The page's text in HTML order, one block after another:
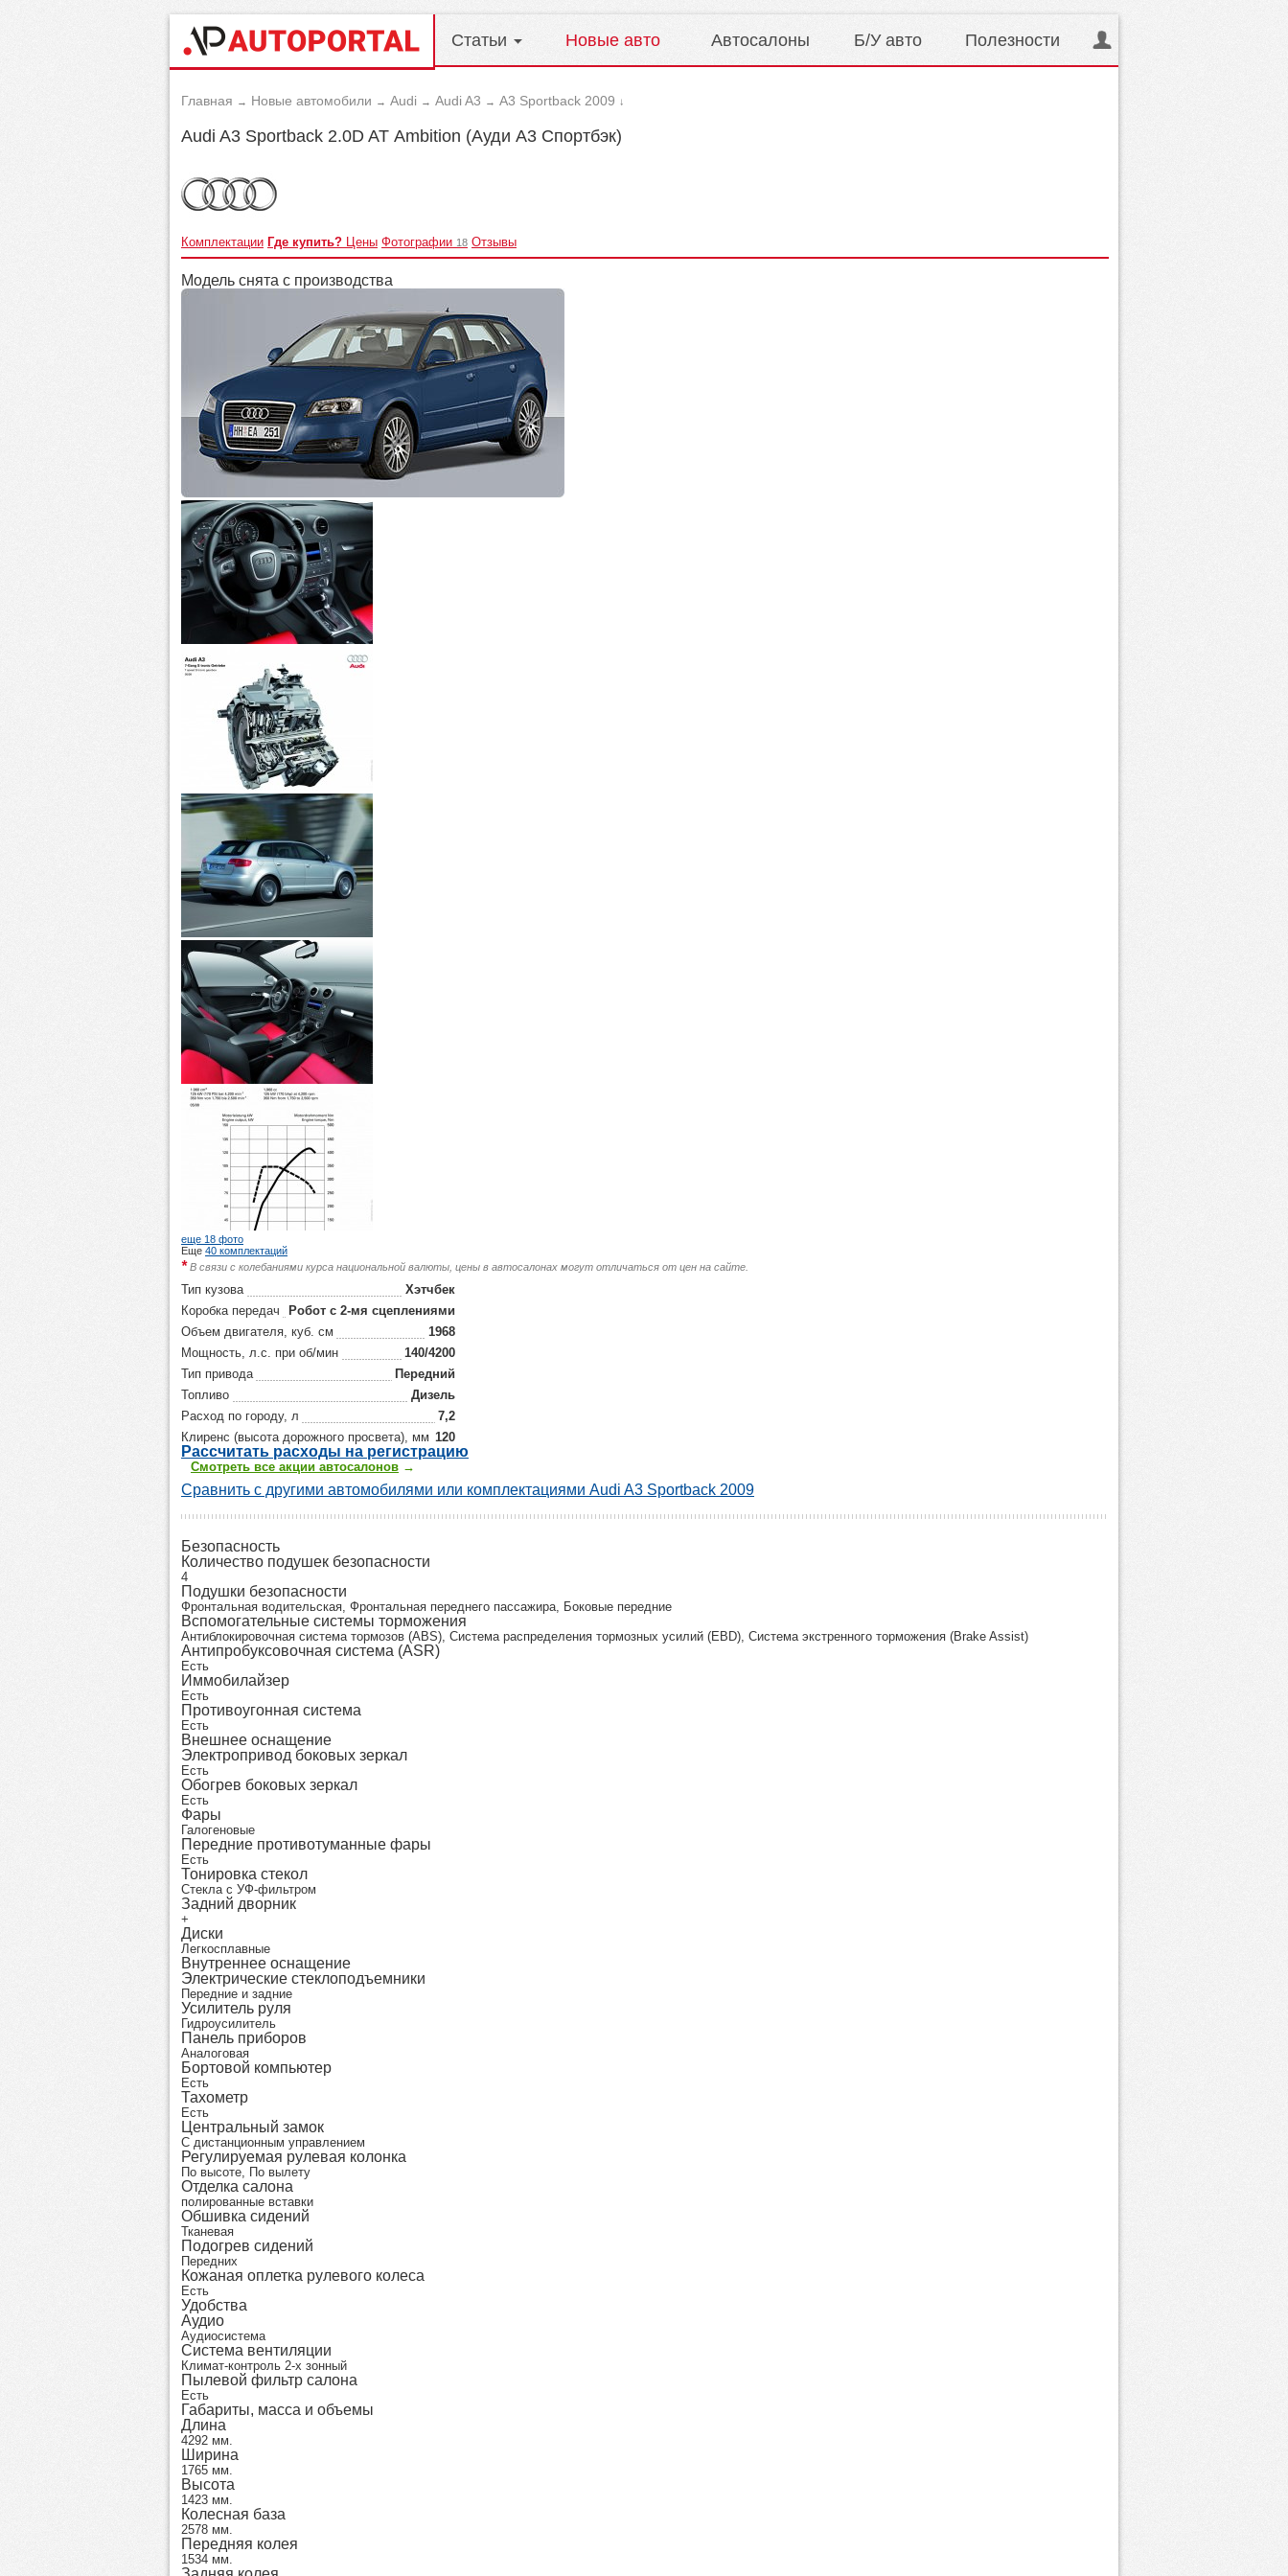
Статьи Новые авто Автосалоны Б/У авто Полезности
Главная → Новые автомобили → Audi → Audi A3 → A3 Sportback 2009 ↓
Audi A3 Sportback 2.0D AT Аmbition (Ауди А3 Спортбэк)
Комплектации Где купить? Цены Фотографии 18 Отзывы
Модель снята с производства
еще 18 фото
Еще 40 комплектаций
*В связи с колебаниями курса национальной валюты, цены в автосалонах могут отличаться от цен на сайте.
Тип кузова
Хэтчбек
Коробка передач
Робот с 2-мя сцеплениями
Объем двигателя, куб. см
1968
Мощность, л.с. при об/мин
140/4200
Тип привода
Передний
Топливо
Дизель
Расход по городу, л
7,2
Клиренс (высота дорожного просвета), мм 120
Рассчитать расходы на регистрацию
Смотреть все акции автосалонов →
Сравнить с другими автомобилями или комплектациями Audi A3 Sportback 2009
Безопасность
Количество подушек безопасности
4
Подушки безопасности
Фронтальная водительская, Фронтальная переднего пассажира, Боковые передние
Вспомогательные системы торможения
Антиблокировочная система тормозов (ABS), Система распределения тормозных усилий (EBD), Система экстренного торможения (Brake Assist)
Антипробуксовочная система (ASR)
Есть
Иммобилайзер
Есть
Противоугонная система
Есть
Внешнее оснащение
Электропривод боковых зеркал
Есть
Обогрев боковых зеркал
Есть
Фары
Галогеновые
Передние противотуманные фары
Есть
Тонировка стекол
Стекла с УФ-фильтром
Задний дворник
+
Диски
Легкосплавные
Внутреннее оснащение
Электрические стеклоподъемники
Передние и задние
Усилитель руля
Гидроусилитель
Панель приборов
Аналоговая
Бортовой компьютер
Есть
Тахометр
Есть
Центральный замок
С дистанционным управлением
Регулируемая рулевая колонка
По высоте, По вылету
Отделка салона
полированные вставки
Обшивка сидений
Тканевая
Подогрев сидений
Передних
Кожаная оплетка рулевого колеса
Есть
Удобства
Аудио
Аудиосистема
Система вентиляции
Климат-контроль 2-х зонный
Пылевой фильтр салона
Есть
Габариты, масса и объемы
Длина
4292 мм.
Ширина
1765 мм.
Высота
1423 мм.
Колесная база
2578 мм.
Передняя колея
1534 мм.